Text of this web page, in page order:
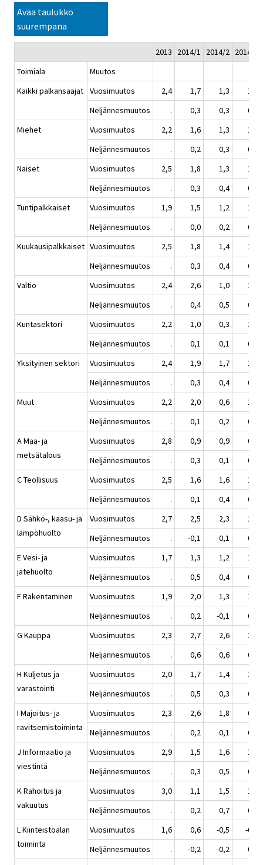
Avaa taulukko
suurempana
2013 2014/1 2014/2 2014/3
Toimiala
Muutos
Kaikki palkansaajat
Vuosimuutos 2,4 1,7 1,3
1,4
Neljännesmuutos
. 0,3 0,3
0,5
Miehet
Vuosimuutos 2,2 1,6 1,3
1,3
Neljännesmuutos
. 0,2 0,3
0,3
Naiset
Vuosimuutos 2,5 1,8 1,3
1,5
Neljännesmuutos
. 0,3 0,4
0,6
Tuntipalkkaiset
Vuosimuutos 1,9 1,5 1,2
1,2
Neljännesmuutos
. 0,0 0,2
0,2
Kuukausipalkkaiset Vuosimuutos 2,5 1,8 1,4
1,5
Neljännesmuutos
. 0,3 0,4
0,5
Valtio
Vuosimuutos 2,4 2,6 1,0
1,8
Neljännesmuutos
. 0,4 0,5
0,7
Kuntasektori
Vuosimuutos 2,2 1,0 0,3
1,0
Neljännesmuutos
. 0,1 0,1
0,7
Yksityinen sektori
Vuosimuutos 2,4 1,9 1,7
1,6
Neljännesmuutos
. 0,3 0,4
0,4
Muut
Vuosimuutos 2,2 2,0 0,6
1,1
Neljännesmuutos
. 0,1 0,2
0,6
A Maa- ja
metsätalous
Vuosimuutos 2,8 0,9 0,9
0,9
Neljännesmuutos
. 0,3 0,1
0,4
C Teollisuus
Vuosimuutos 2,5 1,6 1,6
1,6
Neljännesmuutos
. 0,1 0,4
0,4
D Sähkö-, kaasu- ja
lämpöhuolto
Vuosimuutos 2,7 2,5 2,3
2,1
Neljännesmuutos
. -0,1 0,1
0,1
E Vesi- ja
jätehuolto
Vuosimuutos 1,7 1,3 1,2
1,6
Neljännesmuutos
. 0,5 0,4
0,4
F Rakentaminen
Vuosimuutos 1,9 2,0 1,3
1,1
Neljännesmuutos
. 0,2 -0,1
0,2
G Kauppa
Vuosimuutos 2,3 2,7 2,6
2,1
Neljännesmuutos
. 0,6 0,6
0,7
H Kuljetus ja
varastointi
Vuosimuutos 2,0 1,7 1,4
1,3
Neljännesmuutos
. 0,5 0,3
0,1
I Majoitus- ja
ravitsemistoiminta
Vuosimuutos 2,3 2,6 1,8
0,9
Neljännesmuutos
. 0,2 0,1
0,4
J Informaatio ja
viestintä
Vuosimuutos 2,9 1,5 1,6
1,5
Neljännesmuutos
. 0,3 0,5
0,2
K Rahoitus ja
vakuutus
Vuosimuutos 3,0 1,1 1,5
1,4
Neljännesmuutos
. 0,2 0,7
0,2
L Kiinteistöalan
toiminta
Vuosimuutos 1,6 0,6 -0,5
-0,8
Neljännesmuutos
. -0,2 -0,2
0,0